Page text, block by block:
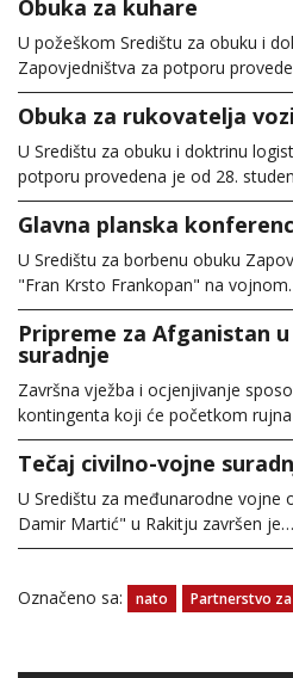
Obuka za kuhare
U požeškom Središtu za obuku i
Zapovjedništva za potporu
Obuka za rukovatelja
U Središtu za obuku i doktrinu
potporu provedena je od 28.
Glavna planska
U Središtu za borbenu obuku
"Fran Krsto Frankopan" na
Pripreme za Afganistan
suradnje
Završna vježba i ocjenjivanje
kontingenta koji će početkom
Tečaj civilno-vojne
U Središtu za međunarodne vojne
Damir Martić" u Rakitju završen je…
Označeno sa: nato Partnerstvo